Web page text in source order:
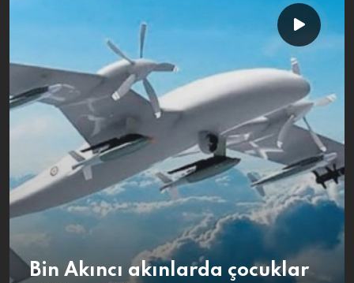
Bin Akıncı akınlarda çocuklar